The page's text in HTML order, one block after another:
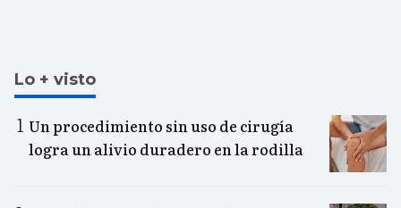
Lo + visto
Un procedimiento sin uso de cirugía
logra un alivio duradero en la rodilla